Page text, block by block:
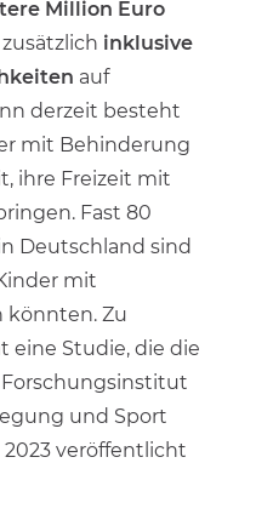
Million Euro
inklusive
auf
derzeit besteht
mit Behinderung
ihre Freizeit mit
Fast 80
Deutschland sind
mit
könnten. Zu
eine Studie, die die
und Sport
veröffentlicht